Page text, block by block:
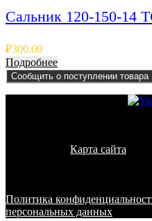
Сальник 120-150-14
₽300.00
Подробнее
Сообщить о поступлении товара
Карта сайта
Политика
персональных данных